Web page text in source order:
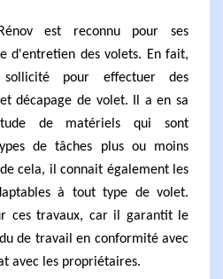
est reconnu pour ses
d'entretien des volets. En fait,
pour effectuer des
décapage de volet. Il a en sa
de matériels qui sont
de tâches plus ou moins
cela, il connait également les
à tout type de volet.
ces travaux, car il garantit le
de travail en conformité avec
avec les propriétaires.